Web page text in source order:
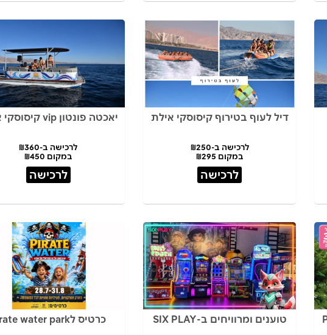
דיל לעוף בטירוף קיסוסקי אילת
לרכישה ב-₪250
במקום ₪295
לרכישה
יאכטה פונטון vip קיסוסקי אילת
לרכישה ב-₪360
במקום ₪450
לרכישה
טוענים ומרוויחים ב-SIX PLAY כרטיס לpirate water park